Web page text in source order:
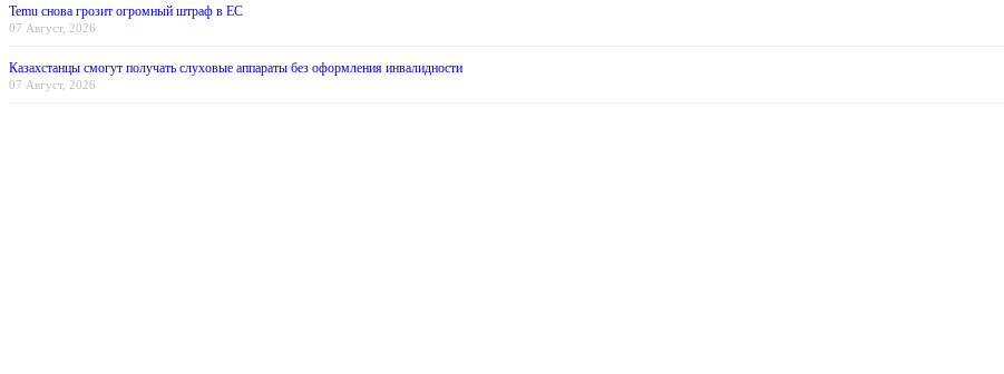
Temu снова грозит огромный штраф в ЕС
07 Август, 2026
Казахстанцы смогут получать слуховые аппараты без оформления инвалидности
07 Август, 2026